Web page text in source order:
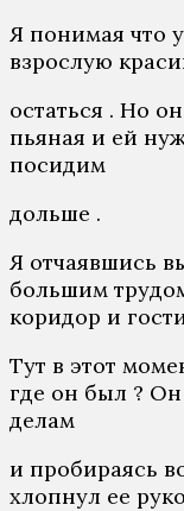
Я понимая что
взрослую
остаться . Но
пьяная и ей
посидим
дольше .
Я отчаявшись
большим
коридор и
Тут в этот
где он был ? Он
делам
и пробираясь
хлопнул ее